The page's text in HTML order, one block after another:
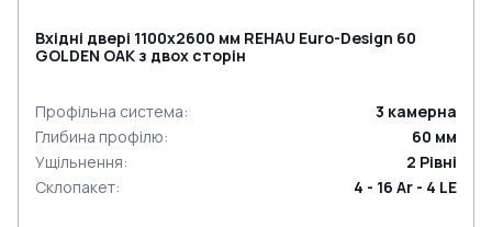
Вхідні двері 1100x2600 мм REHAU Euro-Design 60
GOLDEN OAK з двох сторін
Профільна система: 3 камерна
Глибина профілю: 60 мм
Ущільнення: 2 Рівні
Склопакет: 4 - 16 Ar - 4 LE